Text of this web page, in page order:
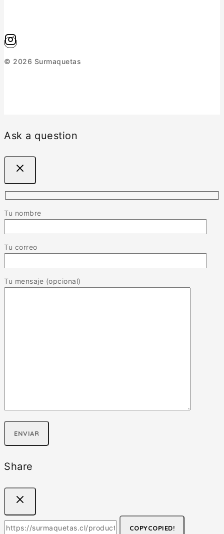
© 2026 Surmaquetas
Ask a question
Tu nombre
Tu correo
Tu mensaje (opcional)
Share
COPYCOPIED!